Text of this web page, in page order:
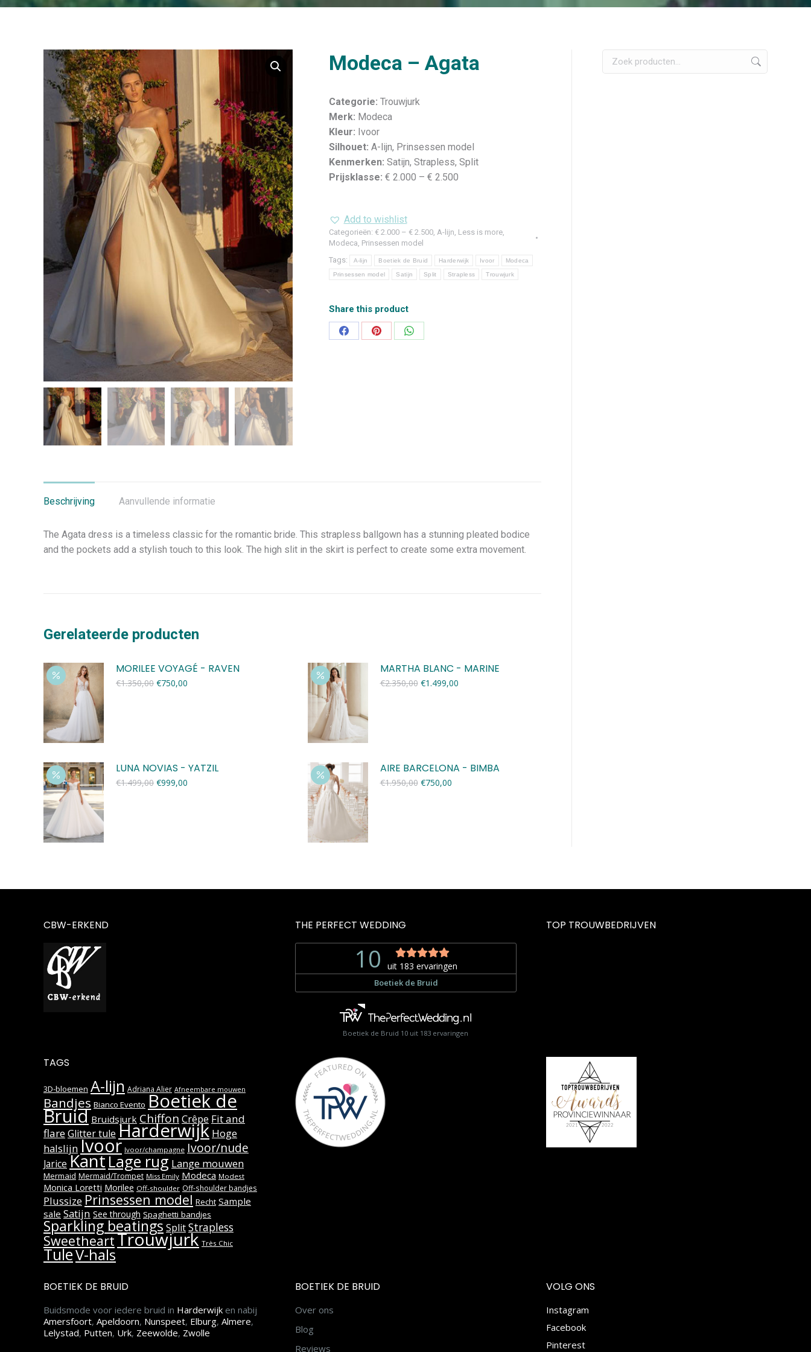
Modeca – Agata
Categorie: Trouwjurk
Merk: Modeca
Kleur: Ivoor
Silhouet: A-lijn, Prinsessen model
Kenmerken: Satijn, Strapless, Split
Prijsklasse: € 2.000 – € 2.500
Add to wishlist
Categorieën: € 2.000 – € 2.500, A-lijn, Less is more,
Modeca, Prinsessen model
Tags:
A-lijn Boetiek de Bruid Harderwijk Ivoor Modeca
Prinsessen model Satijn Split Strapless Trouwjurk
Share this product
Deel
Deel
Deel
Beschrijving Aanvullende informatie
The Agata dress is a timeless classic for the romantic bride. This strapless ballgown has a stunning pleated bodice
and the pockets add a stylish touch to this look. The high slit in the skirt is perfect to create some extra movement.
Gerelateerde producten
MORILEE VOYAGÉ - RAVEN
€1.350,00 Oorspronkelijke
€750,00
MARTHA BLANC - MARINE
€2.350,00 Oorspronkelijke
€1.499,00Huidige
LUNA NOVIAS - YATZIL
€1.499,00 Oorspronkelijke
€999,00
AIRE BARCELONA - BIMBA
€1.950,00 Oorspronkelijke
€750,00Huidige
CBW-ERKEND THE PERFECT WEDDING
Boetiek de Bruid 10uit 183ervaringen
TOP TROUWBEDRIJVEN
TAGS
3D-bloemen A-lijn Adriana Alier Afneembare mouwen
Bandjes Bianco Evento Boetiek de
Bruid Bruidsjurk Chiffon Crêpe Fit and
flareGlitter tule Harderwijk Hoge
halslijnIvoor Ivoor/champagne Ivoor/nude
Jarice KantLage rug Lange mouwen
Mermaid Mermaid/Trompet Miss Emily Modeca Modest
Monica Loretti Morilee Off-shoulder Off-shoulder bandjes
Plussize Prinsessen model Recht Sample
sale Satijn See through Spaghetti bandjes
Sparkling beatings SplitStrapless
SweetheartTrouwjurk Très Chic
TuleV-hals
BOETIEK DE BRUID
Buidsmode voor iedere bruid in Harderwijk en nabij
Amersfoort, Apeldoorn, Nunspeet, Elburg, Almere,
Lelystad, Putten, Urk, Zeewolde, Zwolle
BOETIEK DE BRUID
Over ons
Blog
Reviews
VOLG ONS
Instagram
Facebook
Pinterest